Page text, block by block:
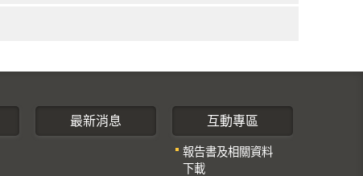
最新消息 互動專區
報告書及相關資料
下載